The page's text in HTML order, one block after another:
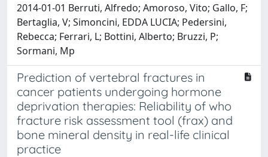
2014-01-01 Berruti, Alfredo; Amoroso, Vito; Gallo, F;
Bertaglia, V; Simoncini, EDDA LUCIA; Pedersini,
Rebecca; Ferrari, L; Bottini, Alberto; Bruzzi, P;
Sormani, Mp
Prediction of vertebral fractures in
cancer patients undergoing hormone
deprivation therapies: Reliability of who
fracture risk assessment tool (frax) and
bone mineral density in real-life clinical
practice